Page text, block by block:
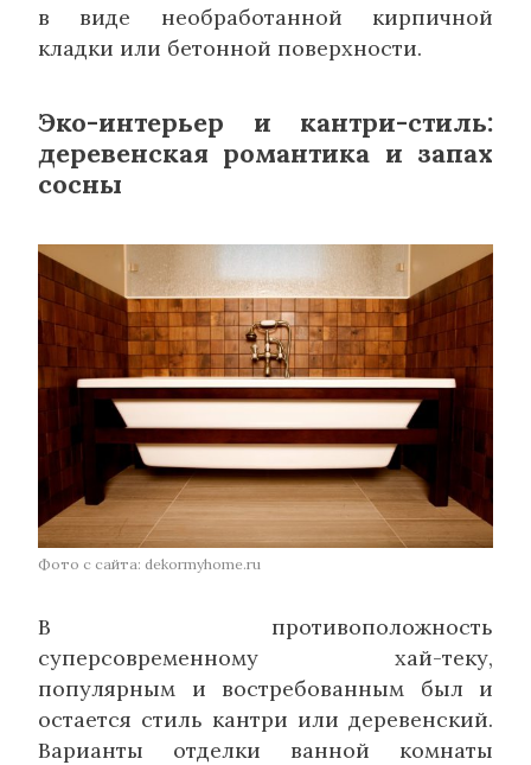
в виде необработанной кирпичной
кладки или бетонной поверхности.
Эко-интерьер и кантри-стиль:
деревенская романтика и запах
сосны
Фото с сайта: dekormyhome.ru
В противоположность
суперсовременному хай-теку,
популярным и востребованным был и
остается стиль кантри или деревенский.
Варианты отделки ванной комнаты